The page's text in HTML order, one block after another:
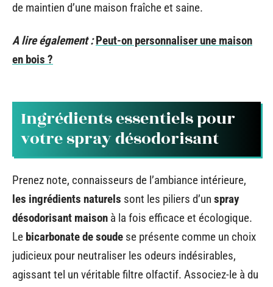
de maintien d’une maison fraîche et saine.
A lire également : Peut-on personnaliser une maison
en bois ?
Ingrédients essentiels pour
votre spray désodorisant
Prenez note, connaisseurs de l’ambiance intérieure,
les ingrédients naturels sont les piliers d’un spray
désodorisant maison à la fois efficace et écologique.
Le bicarbonate de soude se présente comme un choix
judicieux pour neutraliser les odeurs indésirables,
agissant tel un véritable filtre olfactif. Associez-le à du